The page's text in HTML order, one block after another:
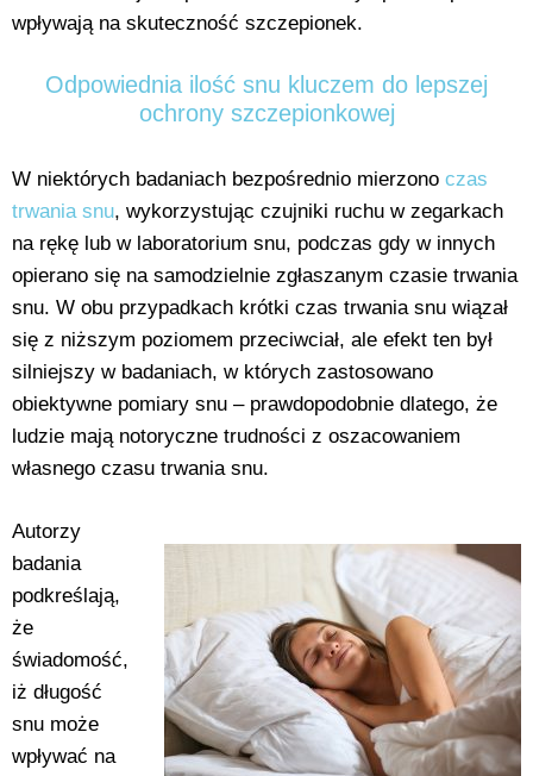
wpływają na skuteczność szczepionek.
Odpowiednia ilość snu kluczem do lepszej
ochrony szczepionkowej
W niektórych badaniach bezpośrednio mierzono czas
trwania snu, wykorzystując czujniki ruchu w zegarkach
na rękę lub w laboratorium snu, podczas gdy w innych
opierano się na samodzielnie zgłaszanym czasie trwania
snu. W obu przypadkach krótki czas trwania snu wiązał
się z niższym poziomem przeciwciał, ale efekt ten był
silniejszy w badaniach, w których zastosowano
obiektywne pomiary snu – prawdopodobnie dlatego, że
ludzie mają notoryczne trudności z oszacowaniem
własnego czasu trwania snu.
Autorzy
badania
podkreślają,
że
świadomość,
iż długość
snu może
wpływać na